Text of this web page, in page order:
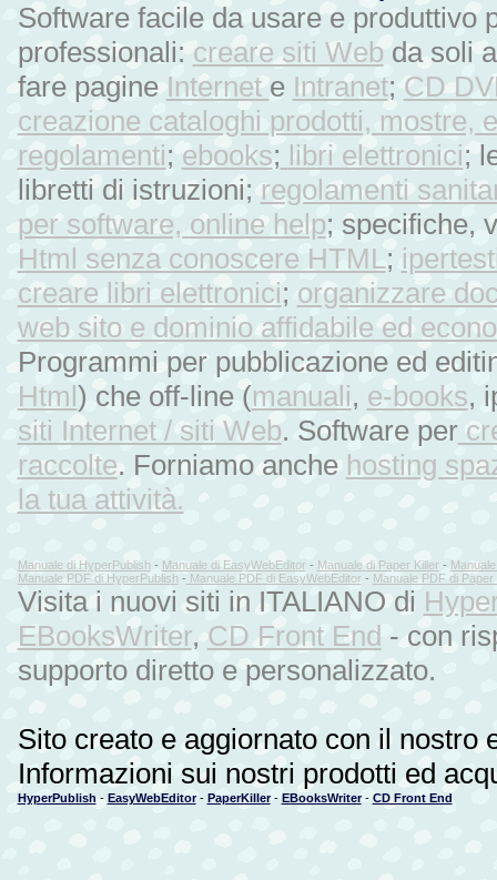
Software facile da usare e produttivo
professionali: creare siti Webda soli
fare pagineInternete Intranet;CD
creazione cataloghi prodotti, mostre,
regolamenti; ebooks; libri elettronici;
libretti di istruzioni;regolamenti
per software, online help; specifiche,
Html senza conoscere HTML;
creare libri elettronici; organizzare
web sito e dominio affidabile ed
Programmi per pubblicazione ed
Html) che off-line (manuali, e-books,
siti Internet / siti Web. Software per
raccolte. Forniamo anche hosting
la tua attività.
Manuale di HyperPublish - Manuale di EasyWebEditor - Manuale di Paper Killer -
Manuale PDF di HyperPublish-Manuale PDF di EasyWebEditor - Manuale PDF di Paper
Visita i nuovi siti in ITALIANO di
EBooksWriter,CD Front End - con
supporto diretto e personalizzato.
Sito creato e aggiornato con il nostro
Informazioni sui nostri prodotti ed
HyperPublish -EasyWebEditor- PaperKiller- EBooksWriter- CD Front End